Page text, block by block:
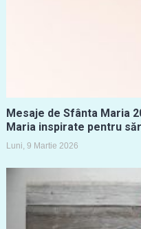
Mesaje de Sfânta Maria
Maria inspirate pentru
Luni, 9 Martie 2026